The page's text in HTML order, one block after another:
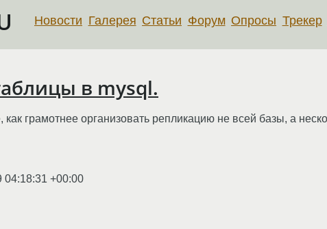
Новости Галерея Статьи Форум Опросы Трекер
в mysql.
грамотнее организовать репликацию не всей базы, а
04:18:31 +00:00